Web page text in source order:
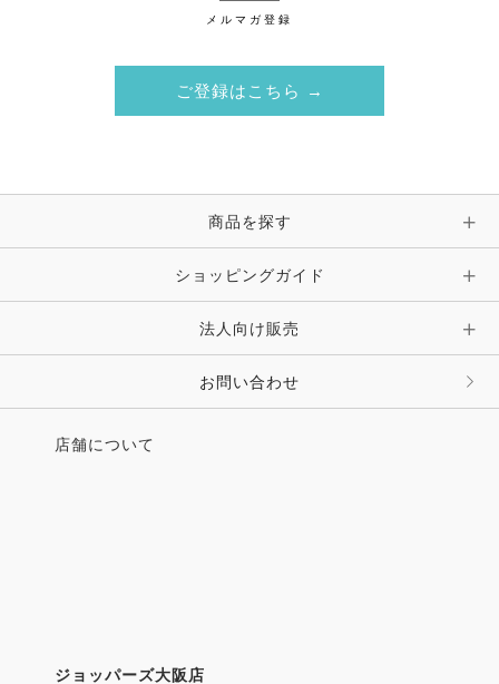
メルマガ登録
ご登録はこちら →
商品を探す
ショッピングガイド
法人向け販売
お問い合わせ
店舗について
ジョッパーズ大阪店